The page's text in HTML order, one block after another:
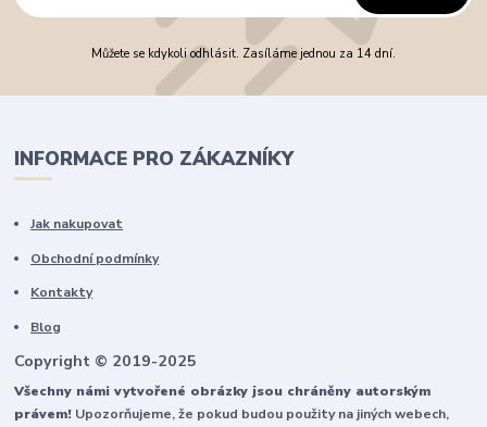
Můžete se kdykoli odhlásit. Zasíláme jednou za 14 dní.
INFORMACE PRO ZÁKAZNÍKY
Jak nakupovat
Obchodní podmínky
Kontakty
Blog
Copyright © 2019-2025
Všechny námi vytvořené obrázky jsou chráněny autorským
právem! Upozorňujeme, že pokud budou použity na jiných webech,